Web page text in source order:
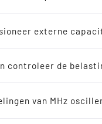
kHz oplossingen
externe
controleer de
van MHz